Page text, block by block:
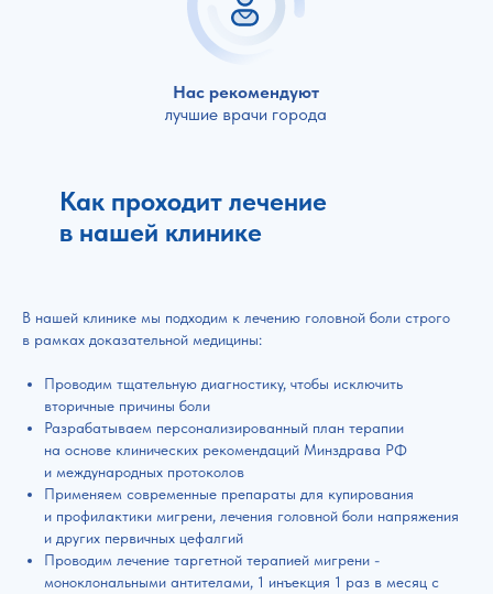
Нас рекомендуют
лучшие врачи города
Как проходит лечение
в нашей клинике
В нашей клинике мы подходим к лечению головной боли строго
в рамках доказательной медицины:
Проводим тщательную диагностику, чтобы исключить
вторичные причины боли
Разрабатываем персонализированный план терапии
на основе клинических рекомендаций Минздрава РФ
и международных протоколов
Применяем современные препараты для купирования
и профилактики мигрени, лечения головной боли напряжения
и других первичных цефалгий
Проводим лечение таргетной терапией мигрени -
моноклональными антителами, 1 инъекция 1 раз в месяц с